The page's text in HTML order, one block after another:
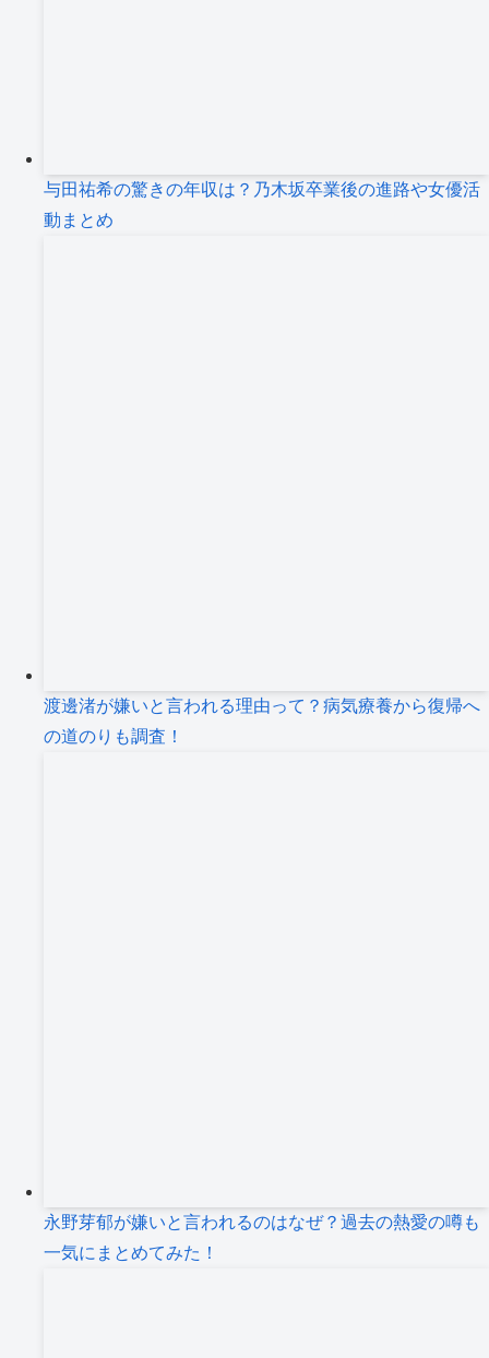
与田祐希の驚きの年収は？乃木坂卒業後の進路や女優活
動まとめ
渡邊渚が嫌いと言われる理由って？病気療養から復帰へ
の道のりも調査！
永野芽郁が嫌いと言われるのはなぜ？過去の熱愛の噂も
一気にまとめてみた！